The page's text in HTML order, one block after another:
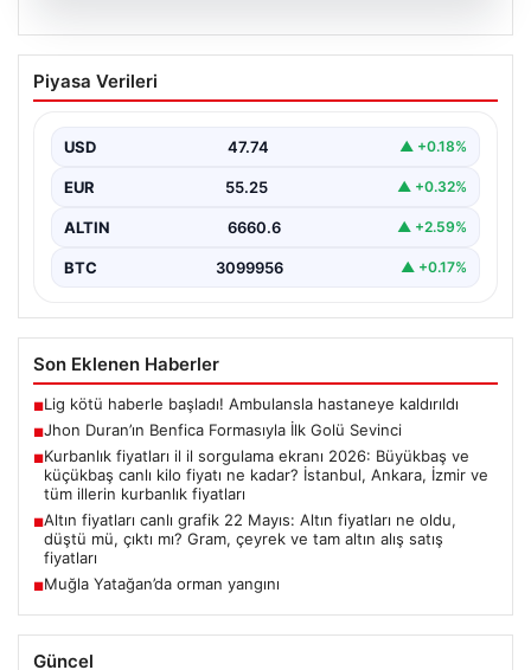
Jhon Duran’ın Benfica Formasıyla İlk
Golü Sevinci
maçında adeta parladı ve taraftarların kalbini…
Piyasa Verileri
USD 47.74 ▲ +0.18%
EUR 55.25 ▲ +0.32%
ALTIN 6660.6 ▲ +2.59%
BTC 3099956 ▲ +0.17%
Son Eklenen Haberler
■Lig kötü haberle başladı! Ambulansla hastaneye kaldırıldı
■Jhon Duran’ın Benfica Formasıyla İlk Golü Sevinci
■Kurbanlık fiyatları il il sorgulama ekranı 2026: Büyükbaş ve
küçükbaş canlı kilo fiyatı ne kadar? İstanbul, Ankara, İzmir ve
tüm illerin kurbanlık fiyatları
■Altın fiyatları canlı grafik 22 Mayıs: Altın fiyatları ne oldu,
düştü mü, çıktı mı? Gram, çeyrek ve tam altın alış satış
fiyatları
■Muğla Yatağan’da orman yangını
Güncel